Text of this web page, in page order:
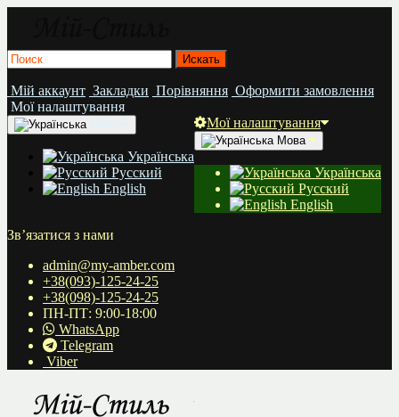
Мій аккаунт Закладки Порівняння Оформити замовлення
Мої налаштування
Українська
Русский
English
Мої налаштування
Мова
Українська
Русский
English
Зв’язатися з нами
admin@my-amber.com
+38(093)-125-24-25
+38(098)-125-24-25
ПН-ПТ: 9:00-18:00
WhatsApp
Telegram
Viber